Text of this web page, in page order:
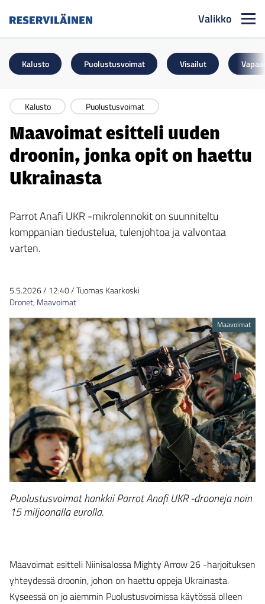
Valikko
Kalusto Puolustusvoimat Visailut
Kalusto Puolustusvoimat
Maavoimat esitteli uuden
droonin, jonka opit on haettu
Ukrainasta
Parrot Anafi UKR -mikrolennokit on suunniteltu
komppanian tiedustelua, tulenjohtoa ja valvontaa
varten.
5.5.2026/ 12:40/Tuomas Kaarkoski
Dronet, Maavoimat
Maavoimat
Puolustusvoimat hankkii Parrot Anafi UKR -drooneja noin
15 miljoonalla eurolla.
Maavoimat esitteli Niinisalossa Mighty Arrow 26 -harjoituksen
yhteydessä droonin, johon on haettu oppeja Ukrainasta.
Kyseessä on jo aiemmin Puolustusvoimissa käytössä olleen